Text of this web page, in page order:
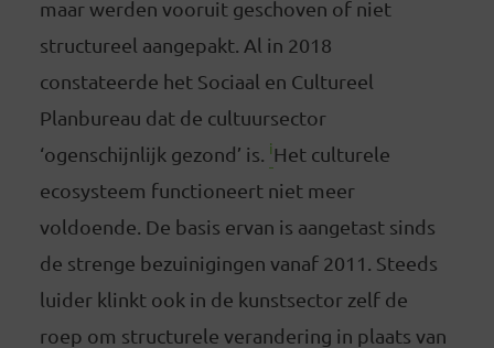
maar werden vooruit geschoven of niet
structureel aangepakt. Al in 2018
constateerde het Sociaal en Cultureel
Planbureau dat de cultuursector
‘ogenschijnlijk gezond’ is. iHet culturele
ecosysteem functioneert niet meer
voldoende. De basis ervan is aangetast sinds
de strenge bezuinigingen vanaf 2011. Steeds
luider klinkt ook in de kunstsector zelf de
roep om structurele verandering in plaats van